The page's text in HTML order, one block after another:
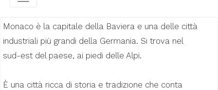
Monaco è la capitale della Baviera e una delle città
industriali più grandi della Germania. Si trova nel
sud-est del paese, ai piedi delle Alpi.
È una città ricca di storia e tradizione che conta